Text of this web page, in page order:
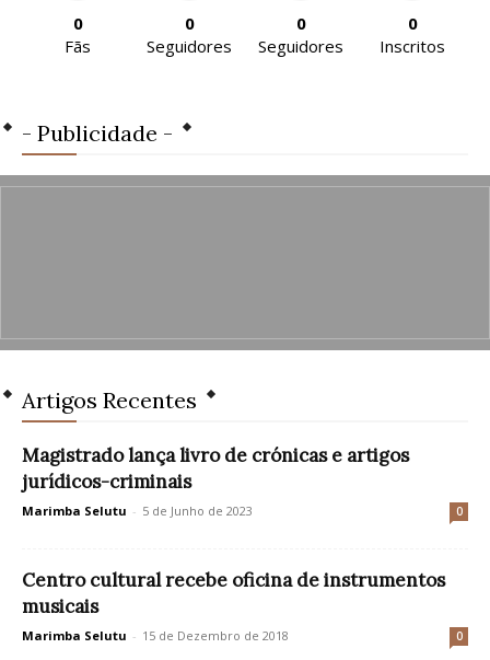
0
Fãs
0
Seguidores
0
Seguidores
0
Inscritos
- Publicidade -
Artigos Recentes
Magistrado lança livro de crónicas e artigos
jurídicos-criminais
Marimba Selutu - 5 de Junho de 2023 0
Centro cultural recebe oficina de instrumentos
musicais
Marimba Selutu - 15 de Dezembro de 2018 0